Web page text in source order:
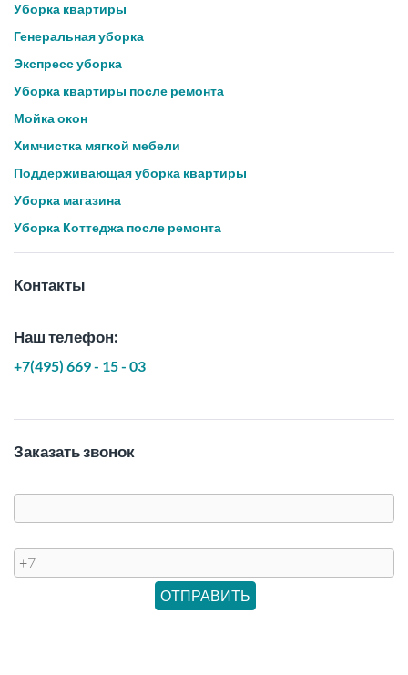
Уборка квартиры
Генеральная уборка
Экспресс уборка
Уборка квартиры после ремонта
Мойка окон
Химчистка мягкой мебели
Поддерживающая уборка квартиры
Уборка магазина
Уборка Коттеджа после ремонта
Контакты
Наш телефон:
+7(495) 669 - 15 - 03
Заказать звонок